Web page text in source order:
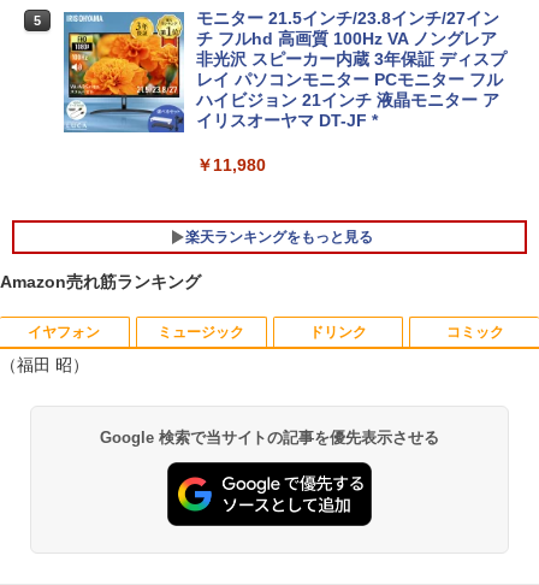
【楽天1位常連】【新品】 2026年最新モ
デル ノートパソコン パソコン JIS 日本
語キーボード 第14世代CPU搭載 Windo
ws11 第13世代CPU搭載 14.1/15.6インチ
50 メモリ 8GB 12GB 16GB 32GB SSD
￥33,680
￥29,990
5
モニター 21.5インチ/23.8インチ/27イン
チ フルhd 高画質 100Hz VA ノングレア
非光沢 スピーカー内蔵 3年保証 ディスプ
レイ パソコンモニター PCモニター フル
ハイビジョン 21インチ 液晶モニター ア
イリスオーヤマ DT-JF *
￥11,980
楽天ランキングをもっと見る
1
日本人に適した審美修復治療の理論と実
￥17,600
ゆるキャン△ 19 （まんがタイムKRコ
ろ ]
Amazon売れ筋ランキング
イヤフォン
￥5,990
ミュージック
[Explicit]
￥250
ドリンク
富士山の天然水 バナジウム含有 水 ミネラル
ウォーター ペットボトル 静岡県産 500ミリリ
ットル (Smart Basic)
￥1,380
コミック
ンガンコミックス)
￥770
（福田 昭）
Google 検索で当サイトの記事を優先表示させる